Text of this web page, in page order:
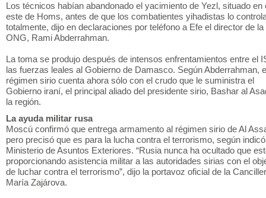
Los técnicos habían abandonado el yacimiento de Yezl, situado en
este de Homs, antes de que los combatientes yihadistas lo
totalmente, dijo en declaraciones por teléfono a Efe el director de la
ONG, Rami Abderrahman.
La toma se produjo después de intensos enfrentamientos entre el
las fuerzas leales al Gobierno de Damasco. Según Abderrahman,
régimen sirio cuenta ahora sólo con el crudo que le suministra el
Gobierno iraní, el principal aliado del presidente sirio, Bashar al
la región.
La ayuda militar rusa
Moscú confirmó que entrega armamento al régimen sirio de Al
pero precisó que es para la lucha contra el terrorismo, según
Ministerio de Asuntos Exteriores. “Rusia nunca ha ocultado que
proporcionando asistencia militar a las autoridades sirias con el
de luchar contra el terrorismo”, dijo la portavoz oficial de la
María Zajárova.